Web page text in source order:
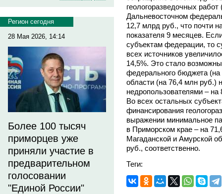
Регион сегодня
28 Мая 2026, 14:14
Более 100 тысяч
приморцев уже
приняли участие в
предварительном
голосовании
"Единой России"
геологоразведочных
Дальневосточном
12,7 млрд руб., что почти
показателя 9 месяцев.
субъектам федерации, то
всех источников
14,5%. Это стало
федерального бюджета
области (на 76,4 млн руб.)
недропользователями –
Во всех остальных
финансирования
выражении минимальное
в Приморском крае – на
Магаданской и Амурской
руб., соответственно.
Теги: